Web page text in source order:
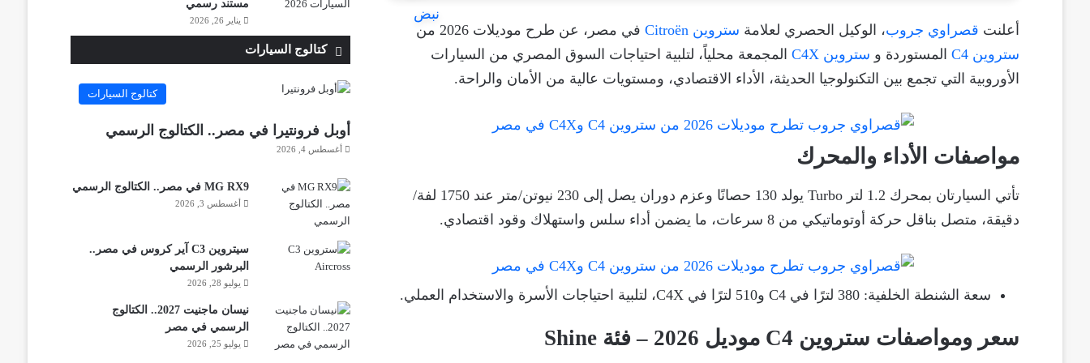
أعلنت قصراوي جروب، الوكيل الحصري لعلامة ستروين Citroën
في مصر، عن طرح موديلات 2026 من
ستروين C4
المستوردة و ستروين C4X
المجمعة محلياً، لتلبية احتياجات السوق المصري من السيارات
الأوروبية التي تجمع بين التكنولوجيا الحديثة، الأداء الاقتصادي، ومستويات عالية من الأمان والراحة.
مواصفات الأداء والمحرك
تأتي السيارتان بمحرك 1.2 لتر Turbo يولد 130 حصانًا وعزم دوران يصل إلى 230 نيوتن/متر عند 1750 لفة/
دقيقة، متصل بناقل حركة أوتوماتيكي من 8 سرعات، ما يضمن أداء سلس واستهلاك وقود اقتصادي.
سعة الشنطة الخلفية: 380 لترًا في C4 و510 لترًا في C4X، لتلبية احتياجات الأسرة والاستخدام العملي.
سعر ومواصفات ستروين C4 موديل 2026 – فئة Shine
مستند رسمي
يناير 26, 2026
كتالوج السيارات
كتالوج السيارات
أوبل فرونتيرا في مصر.. الكتالوج الرسمي
أغسطس 4, 2026
MG RX9 في مصر.. الكتالوج الرسمي
أغسطس 3, 2026
سيتروين C3 آير كروس في مصر..
البرشور الرسمي
يوليو 28, 2026
نيسان ماجنيت 2027.. الكتالوج
الرسمي في مصر
يوليو 25, 2026